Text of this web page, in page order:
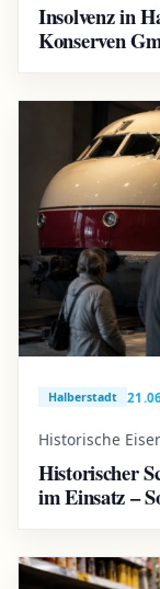
Insolvenz in
Konserven
Halberstadt
Historische
Historischer
im Einsatz –